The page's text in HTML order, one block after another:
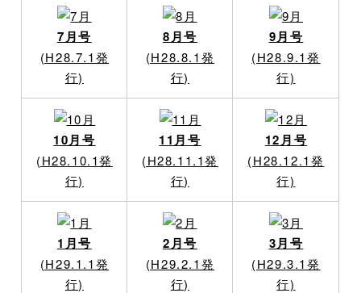
7月号
(H28.7.1発
行)
8月号
(H28.8.1発
行)
9月号
(H28.9.1発
行)
10月号
(H28.10.1発
行)
11月号
(H28.11.1発
行)
12月号
(H28.12.1発
行)
1月号
(H29.1.1発
行)
2月号
(H29.2.1発
行)
3月号
(H29.3.1発
行)